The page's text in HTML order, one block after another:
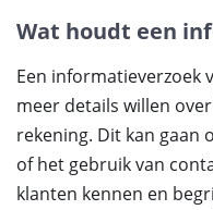
Wat houdt een
Een informatieverzoek
meer details willen
rekening. Dit kan gaan
of het gebruik van
klanten kennen en